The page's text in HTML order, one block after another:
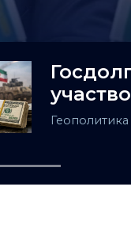
Геополитика